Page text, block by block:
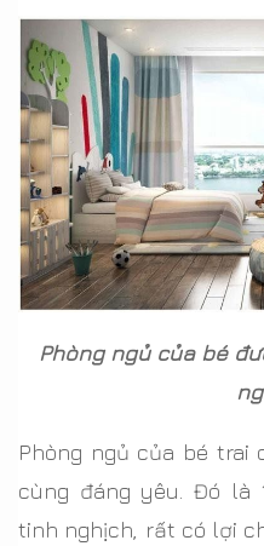
Phòng ngủ của bé
Phòng ngủ của bé trai
cùng đáng yêu. Đó là
tinh nghịch, rất có lợi